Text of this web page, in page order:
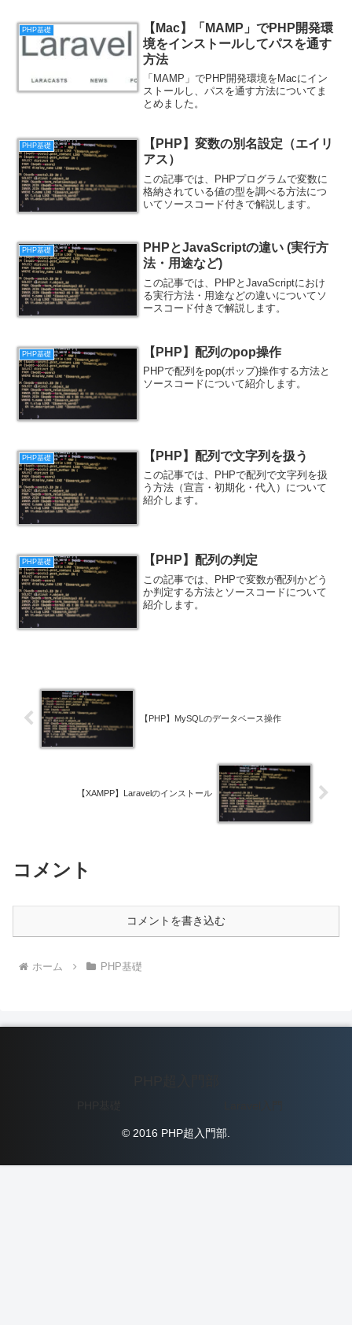
PHP基礎
【Mac】「MAMP」でPHP開発環
境をインストールしてパスを通す
方法
「MAMP」でPHP開発環境をMacにイン
ストールし、パスを通す方法についてま
とめました。
PHP基礎
【PHP】変数の別名設定（エイリ
アス）
この記事では、PHPプログラムで変数に
格納されている値の型を調べる方法につ
いてソースコード付きで解説します。
PHP基礎
PHPとJavaScriptの違い (実行方
法・用途など)
この記事では、PHPとJavaScriptにおけ
る実行方法・用途などの違いについてソ
ースコード付きで解説します。
PHP基礎 【PHP】配列のpop操作
PHPで配列をpop(ポップ)操作する方法と
ソースコードについて紹介します。
PHP基礎 【PHP】配列で文字列を扱う
この記事では、PHPで配列で文字列を扱
う方法（宣言・初期化・代入）について
紹介します。
PHP基礎 【PHP】配列の判定
この記事では、PHPで変数が配列かどう
か判定する方法とソースコードについて
紹介します。
【PHP】MySQLのデータベース操作
【XAMPP】Laravelのインストール
コメント
コメントを書き込む
ホーム PHP基礎
© 2016 PHP超入門部.